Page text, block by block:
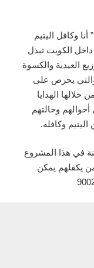
” أنا وكافل اليتيم
داخل الكويت تبذل
العيدية والكسوة
يحرص على
من خلالها الهدايا
أحوالهم وحالتهم
اليتيم وكافله.
في هذا المشروع
يكفلهم يمكن